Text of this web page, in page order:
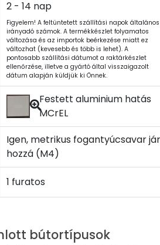
2 - 14 nap
Figyelem! A feltüntetett szállítási napok általános
irányadó számok. A termékkészlet folyamatos
változása és az importok beérkezése miatt ez
változhat (kevesebb és több is lehet). A
pontosabb szállítási dátumot a raktárkészlet
ellenőrzése, illetve a gyártó által visszaigazolt
dátum alapján küldjük ki Önnek.
Festett aluminium hatás
MCrEL
Igen, metrikus fogantyúcsavar jár
hozzá (M4)
1 furatos
bútortípusok